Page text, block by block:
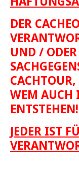
DER
UND /
WEM AUCH
ENTSTEHEN!
JEDER IST